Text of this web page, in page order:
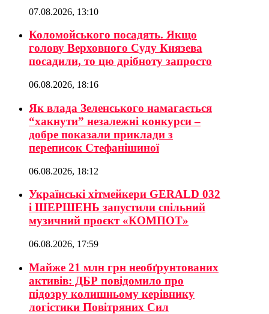
07.08.2026, 13:10
Коломойського посадять. Якщо
голову Верховного Суду Князева
посадили, то цю дрібноту запросто
06.08.2026, 18:16
Як влада Зеленського намагається
“хакнути” незалежні конкурси –
добре показали приклади з
переписок Стефанішиної
06.08.2026, 18:12
Українські хітмейкери GERALD 032
і ШЕРШЕНЬ запустили спільний
музичний проєкт «КОМПОТ»
06.08.2026, 17:59
Майже 21 млн грн необґрунтованих
активів: ДБР повідомило про
підозру колишньому керівнику
логістики Повітряних Сил